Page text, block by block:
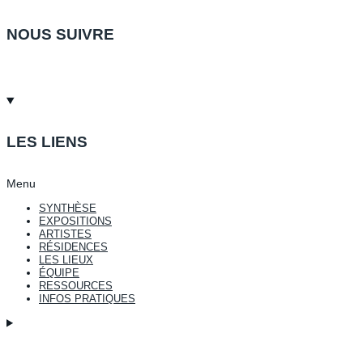
NOUS SUIVRE
LES LIENS
Menu
SYNTHÈSE
EXPOSITIONS
ARTISTES
RÉSIDENCES
LES LIEUX
ÉQUIPE
RESSOURCES
INFOS PRATIQUES